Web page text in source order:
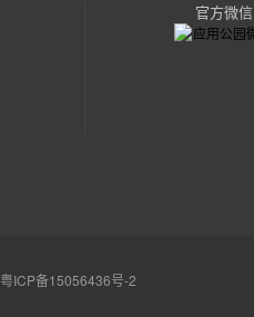
官方微信
粤ICP备15056436号-2